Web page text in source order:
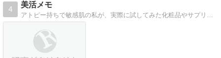
4
美活メモ
アトピー持ちで敏感肌の私が、実際に試してみた化粧品やサプリなどを正直にレビューしています！